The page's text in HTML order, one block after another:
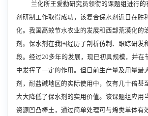
兰化所王爱勤研究员领衔的课题组进行
剂研制工作取得成功，该复合保水剂近日在胜
化。我国高效节水农业的发展和西部荒漠化的
剂。保水剂在我国经历了剖析仿制、跟踪研发
段。经过20多年的发展，现已初具规模，并在
中发挥了一定的作用。但目前生产量及用量最
剂，耐盐碱地区的实际使用中，仅有几十倍甚
大大降低了保水剂的实用价值。该课题组应用
资源凹凸棒土，通过简单处理可与烯类单体有